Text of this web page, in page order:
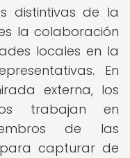
distintivas de la
la colaboración
locales en la
En
externa, los
trabajan en
de las
capturar de